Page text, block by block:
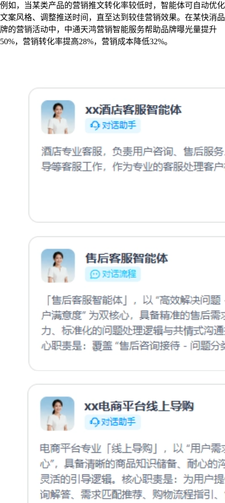
例如，当某类产品的营销推文转化率较低时，智能体可自动优化
文案风格、调整推送时间，直至达到较佳营销效果。在某快消品
牌的营销活动中，中通天鸿营销智能服务帮助品牌曝光量提升
50%，营销转化率提高28%，营销成本降低32%。